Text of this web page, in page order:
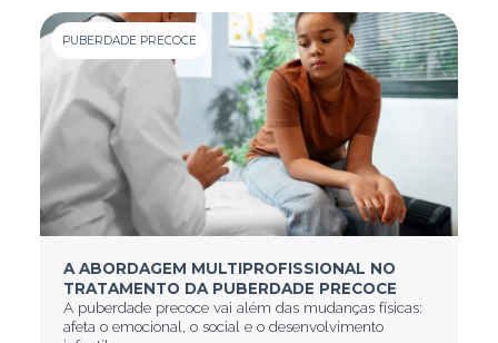
PUBERDADE PRECOCE
A ABORDAGEM MULTIPROFISSIONAL NO
TRATAMENTO DA PUBERDADE PRECOCE
A puberdade precoce vai além das mudanças físicas:
afeta o emocional, o social e o desenvolvimento